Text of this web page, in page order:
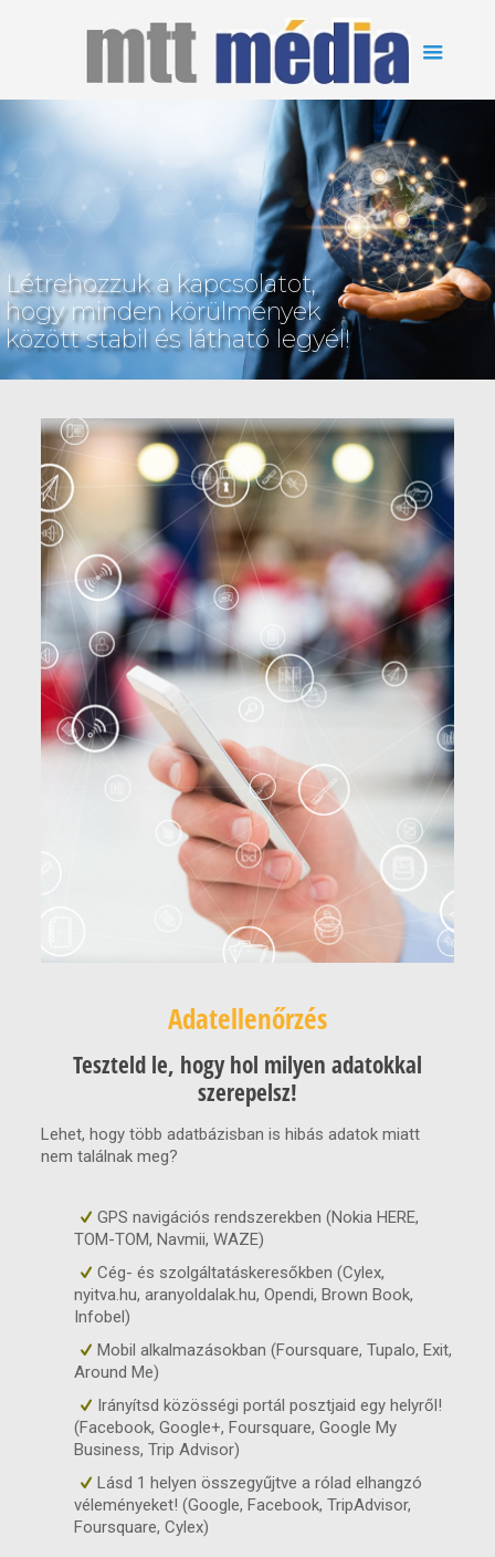
Adatellenőrzés
Teszteld le, hogy hol milyen adatokkal
szerepelsz!
Lehet, hogy több adatbázisban is hibás adatok miatt
nem találnak meg?
GPS navigációs rendszerekben (Nokia HERE,
TOM-TOM, Navmii, WAZE)
Cég- és szolgáltatáskeresőkben (Cylex,
nyitva.hu, aranyoldalak.hu, Opendi, Brown Book,
Infobel)
Mobil alkalmazásokban (Foursquare, Tupalo, Exit,
Around Me)
Irányítsd közösségi portál posztjaid egy helyről!
(Facebook, Google+, Foursquare, Google My
Business, Trip Advisor)
Lásd 1 helyen összegyűjtve a rólad elhangzó
véleményeket! (Google, Facebook, TripAdvisor,
Foursquare, Cylex)